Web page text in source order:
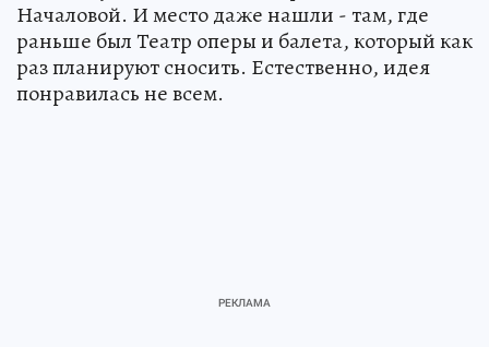
Началовой. И место даже нашли - там, где
раньше был Театр оперы и балета, который как
раз планируют сносить. Естественно, идея
понравилась не всем.